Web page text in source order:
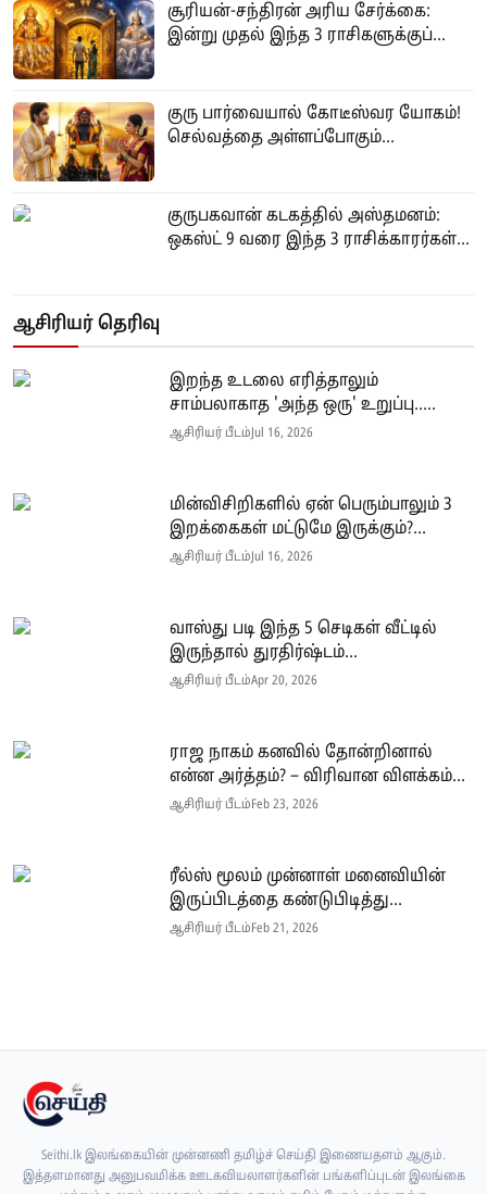
சூரியன்-சந்திரன் அரிய சேர்க்கை:
இன்று முதல் இந்த 3 ராசிகளுக்குப்...
குரு பார்வையால் கோடீஸ்வர யோகம்!
செல்வத்தை அள்ளப்போகும்...
குருபகவான் கடகத்தில் அஸ்தமனம்:
ஒகஸ்ட் 9 வரை இந்த 3 ராசிக்காரர்கள்...
ஆசிரியர் தெரிவு
இறந்த உடலை எரித்தாலும்
சாம்பலாகாத 'அந்த ஒரு' உறுப்பு.....
ஆசிரியர் பீடம் Jul 16, 2026
மின்விசிறிகளில் ஏன் பெரும்பாலும் 3
இறக்கைகள் மட்டுமே இருக்கும்?...
ஆசிரியர் பீடம் Jul 16, 2026
வாஸ்து படி இந்த 5 செடிகள் வீட்டில்
இருந்தால் துரதிர்ஷ்டம்...
ஆசிரியர் பீடம்Apr 20, 2026
ராஜ நாகம் கனவில் தோன்றினால்
என்ன அர்த்தம்? – விரிவான விளக்கம்...
ஆசிரியர் பீடம்Feb 23, 2026
ரீல்ஸ் மூலம் முன்னாள் மனைவியின்
இருப்பிடத்தை கண்டுபிடித்து...
ஆசிரியர் பீடம்Feb 21, 2026
Seithi.lk இலங்கையின் முன்னணி தமிழ்ச் செய்தி இணையதளம் ஆகும்.
இத்தளமானது அனுபவமிக்க ஊடகவியலாளர்களின் பங்களிப்புடன் இலங்கை